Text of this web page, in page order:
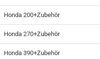
Honda 200+Zubehör
Honda 270+Zubehör
Honda 390+Zubehör